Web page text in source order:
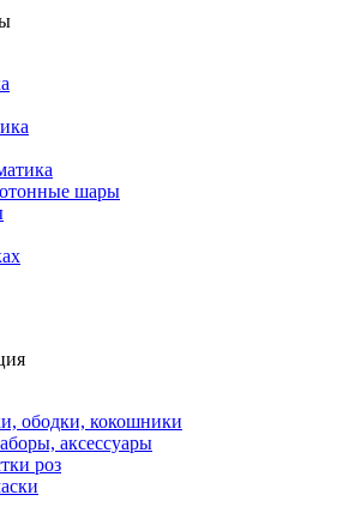
шары
ободки, кокошники
аксессуары
роз